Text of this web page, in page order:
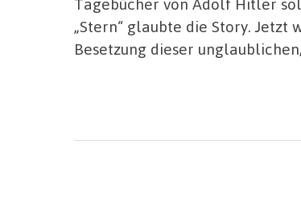
„Stern“ glaubte die Story.
Besetzung dieser